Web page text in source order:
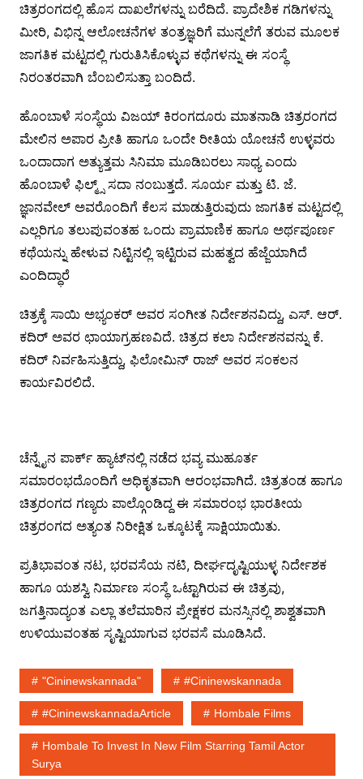
ಚಿತ್ರರಂಗದಲ್ಲಿ ಹೊಸ ದಾಖಲೆಗಳನ್ನು ಬರೆದಿದೆ. ಪ್ರಾದೇಶಿಕ ಗಡಿಗಳನ್ನು
ಮೀರಿ, ವಿಭಿನ್ನ ಆಲೋಚನೆಗಳ ತಂತ್ರಜ್ಞರಿಗೆ ಮುನ್ನಲೆಗೆ ತರುವ ಮೂಲಕ
ಜಾಗತಿಕ ಮಟ್ಟದಲ್ಲಿ ಗುರುತಿಸಿಕೊಳ್ಳುವ ಕಥೆಗಳನ್ನು ಈ ಸಂಸ್ಥೆ
ನಿರಂತರವಾಗಿ ಬೆಂಬಲಿಸುತ್ತಾ ಬಂದಿದೆ.
ಹೊಂಬಾಳೆ ಸಂಸ್ಥೆಯ ವಿಜಯ್ ಕಿರಂಗದೂರು ಮಾತನಾಡಿ ಚಿತ್ರರಂಗದ
ಮೇಲಿನ ಅಪಾರ ಪ್ರೀತಿ ಹಾಗೂ ಒಂದೇ ರೀತಿಯ ಯೋಚನೆ ಉಳ್ಳವರು
ಒಂದಾದಾಗ ಅತ್ಯುತ್ತಮ ಸಿನಿಮಾ ಮೂಡಿಬರಲು ಸಾಧ್ಯ ಎಂದು
ಹೊಂಬಾಳೆ ಫಿಲ್ಮ್ಸ್ ಸದಾ ನಂಬುತ್ತದೆ. ಸೂರ್ಯ ಮತ್ತು ಟಿ. ಜೆ.
ಜ್ಞಾನವೇಲ್ ಅವರೊಂದಿಗೆ ಕೆಲಸ ಮಾಡುತ್ತಿರುವುದು ಜಾಗತಿಕ ಮಟ್ಟದಲ್ಲಿ
ಎಲ್ಲರಿಗೂ ತಲುಪುವಂತಹ ಒಂದು ಪ್ರಾಮಾಣಿಕ ಹಾಗೂ ಅರ್ಥಪೂರ್ಣ
ಕಥೆಯನ್ನು ಹೇಳುವ ನಿಟ್ಟಿನಲ್ಲಿ ಇಟ್ಟಿರುವ ಮಹತ್ವದ ಹೆಜ್ಜೆಯಾಗಿದೆ
ಎಂದಿದ್ಧಾರೆ
ಚಿತ್ರಕ್ಕೆ ಸಾಯಿ ಅಭ್ಯಂಕರ್ ಅವರ ಸಂಗೀತ ನಿರ್ದೇಶನವಿದ್ದು, ಎಸ್. ಆರ್.
ಕದಿರ್ ಅವರ ಛಾಯಾಗ್ರಹಣವಿದೆ. ಚಿತ್ರದ ಕಲಾ ನಿರ್ದೇಶನವನ್ನು ಕೆ.
ಕದಿರ್ ನಿರ್ವಹಿಸುತ್ತಿದ್ದು, ಫಿಲೋಮಿನ್ ರಾಜ್ ಅವರ ಸಂಕಲನ
ಕಾರ್ಯವಿರಲಿದೆ.
ಚೆನ್ನೈನ ಪಾರ್ಕ್ ಹ್ಯಾಟ್‍ನಲ್ಲಿ ನಡೆದ ಭವ್ಯ ಮುಹೂರ್ತ
ಸಮಾರಂಭದೊಂದಿಗೆ ಅಧಿಕೃತವಾಗಿ ಆರಂಭವಾಗಿದೆ. ಚಿತ್ರತಂಡ ಹಾಗೂ
ಚಿತ್ರರಂಗದ ಗಣ್ಯರು ಪಾಲ್ಗೊಂಡಿದ್ದ ಈ ಸಮಾರಂಭ ಭಾರತೀಯ
ಚಿತ್ರರಂಗದ ಅತ್ಯಂತ ನಿರೀಕ್ಷಿತ ಒಕ್ಕೂಟಕ್ಕೆ ಸಾಕ್ಷಿಯಾಯಿತು.
ಪ್ರತಿಭಾವಂತ ನಟ, ಭರವಸೆಯ ನಟಿ, ದೀರ್ಘದೃಷ್ಟಿಯುಳ್ಳ ನಿರ್ದೇಶಕ
ಹಾಗೂ ಯಶಸ್ವಿ ನಿರ್ಮಾಣ ಸಂಸ್ಥೆ ಒಟ್ಟಾಗಿರುವ ಈ ಚಿತ್ರವು,
ಜಗತ್ತಿನಾದ್ಯಂತ ಎಲ್ಲಾ ತಲೆಮಾರಿನ ಪ್ರೇಕ್ಷಕರ ಮನಸ್ಸಿನಲ್ಲಿ ಶಾಶ್ವತವಾಗಿ
ಉಳಿಯುವಂತಹ ಸೃಷ್ಟಿಯಾಗುವ ಭರವಸೆ ಮೂಡಿಸಿದೆ.
"cininewskannada" #cininewskannada
#cininewskannadaArticle Hombale Films
Hombale To Invest In New Film Starring Tamil Actor
Surya